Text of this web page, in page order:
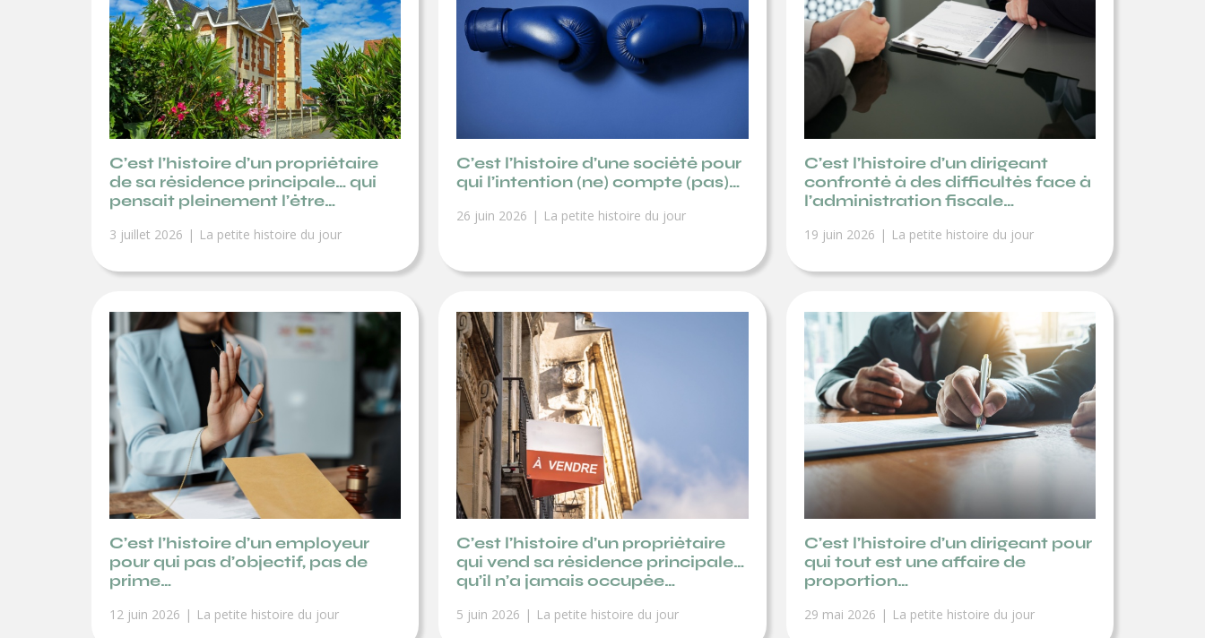
C’est l’histoire d’un propriétaire
de sa résidence principale… qui
pensait pleinement l’être…
3 juillet 2026 La petite histoire du jour
C’est l’histoire d’une société pour
qui l’intention (ne) compte (pas)…
26 juin 2026 La petite histoire du jour
C’est l’histoire d’un dirigeant
confronté à des difficultés face à
l’administration fiscale…
19 juin 2026 La petite histoire du jour
C’est l’histoire d’un employeur
pour qui pas d’objectif, pas de
prime…
12 juin 2026 La petite histoire du jour
C’est l’histoire d’un propriétaire
qui vend sa résidence principale…
qu’il n’a jamais occupée…
5 juin 2026 La petite histoire du jour
C’est l’histoire d’un dirigeant pour
qui tout est une affaire de
proportion…
29 mai 2026 La petite histoire du jour